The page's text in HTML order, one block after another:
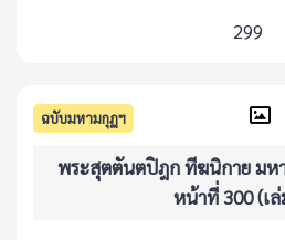
299
ฉบับมหามกุฏฯ
พระสุตตันตปิฎก ทีฆนิกาย มห
หน้าที่ 300 (เ